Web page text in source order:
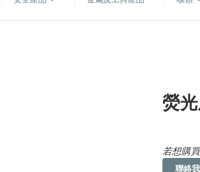
熒
若想購
聯絡